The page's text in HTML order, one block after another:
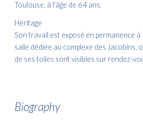
Toulouse, à l'âge de 64 ans. ​
Héritage
Son travail est exposé en permanence à
salle dédiée au complexe des Jacobins,
de ses toiles sont visibles sur rendez-
Biography